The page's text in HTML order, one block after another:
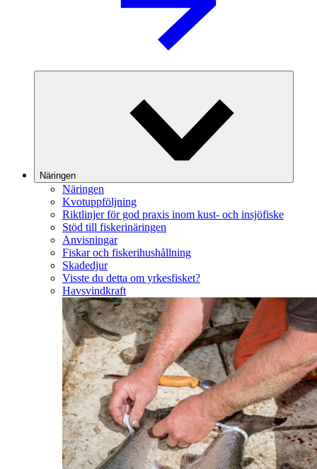
Näringen
Näringen
Kvotuppföljning
Riktlinjer för god praxis inom kust- och insjöfiske
Stöd till fiskerinäringen
Anvisningar
Fiskar och fiskerihushållning
Skadedjur
Visste du detta om yrkesfisket?
Havsvindkraft